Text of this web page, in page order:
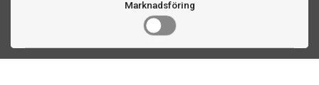
Marknadsföring